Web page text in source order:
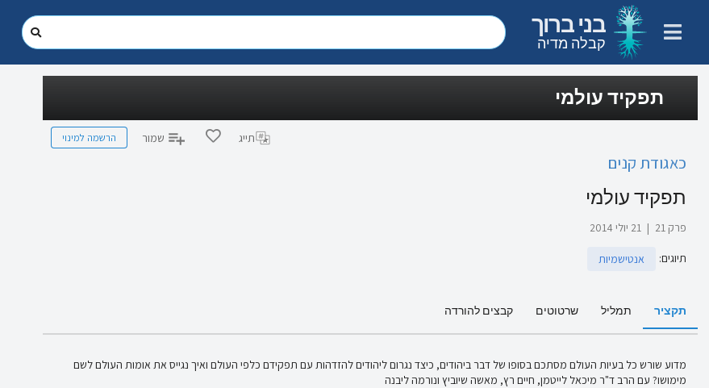
בני ברוך
קבלה מדיה
תפקיד עולמי
תייג שמור הרשמה למינוי
כאגודת קנים
תפקיד עולמי
פרק 21 | 21 יולי 2014
תיוגים: אנטישמיות
תקציר תמליל שרטוטים קבצים להורדה
מדוע שורש כל בעיות העולם מסתכם בסופו של דבר ביהודים, כיצד נגרום ליהודים להזדהות עם תפקידם כלפי העולם ואיך נגייס את אומות העולם לשם
מימושו? עם הרב ד"ר מיכאל לייטמן, חיים רץ, מאשה שיוביץ ונורמה ליבנה